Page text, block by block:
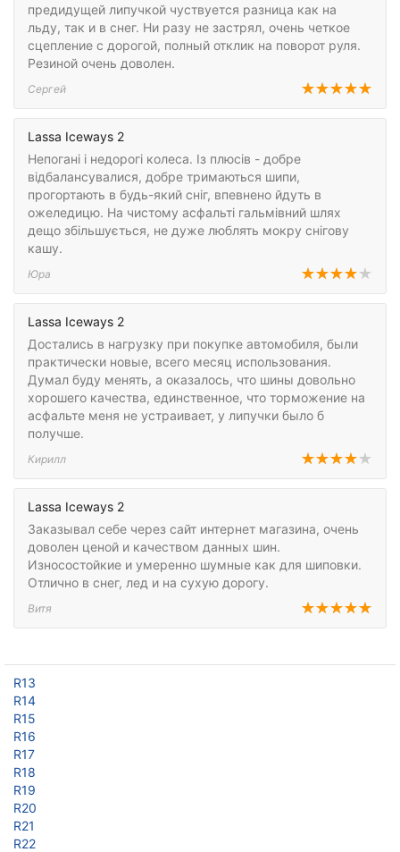
предидущей липучкой чуствуется разница как на
льду, так и в снег. Ни разу не застрял, очень четкое
сцепление с дорогой, полный отклик на поворот руля.
Резиной очень доволен.
Сергей
Lassa Iceways 2
Непогані і недорогі колеса. Із плюсів - добре
відбалансувалися, добре тримаються шипи,
прогортають в будь-який сніг, впевнено йдуть в
ожеледицю. На чистому асфальті гальмівний шлях
дещо збільшується, не дуже люблять мокру снігову
кашу.
Юра
Lassa Iceways 2
Достались в нагрузку при покупке автомобиля, были
практически новые, всего месяц использования.
Думал буду менять, а оказалось, что шины довольно
хорошего качества, единственное, что торможение на
асфальте меня не устраивает, у липучки было б
получше.
Кирилл
Lassa Iceways 2
Заказывал себе через сайт интернет магазина, очень
доволен ценой и качеством данных шин.
Износостойкие и умеренно шумные как для шиповки.
Отлично в снег, лед и на сухую дорогу.
Витя
R13
R14
R15
R16
R17
R18
R19
R20
R21
R22